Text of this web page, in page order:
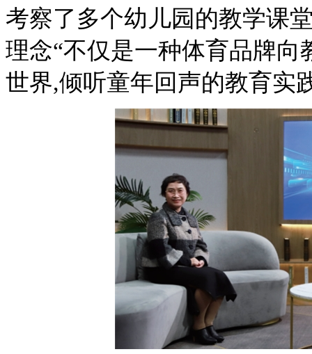
考察了多个幼儿园的教学课
理念“不仅是一种体育品牌
世界,倾听童年回声的教育实